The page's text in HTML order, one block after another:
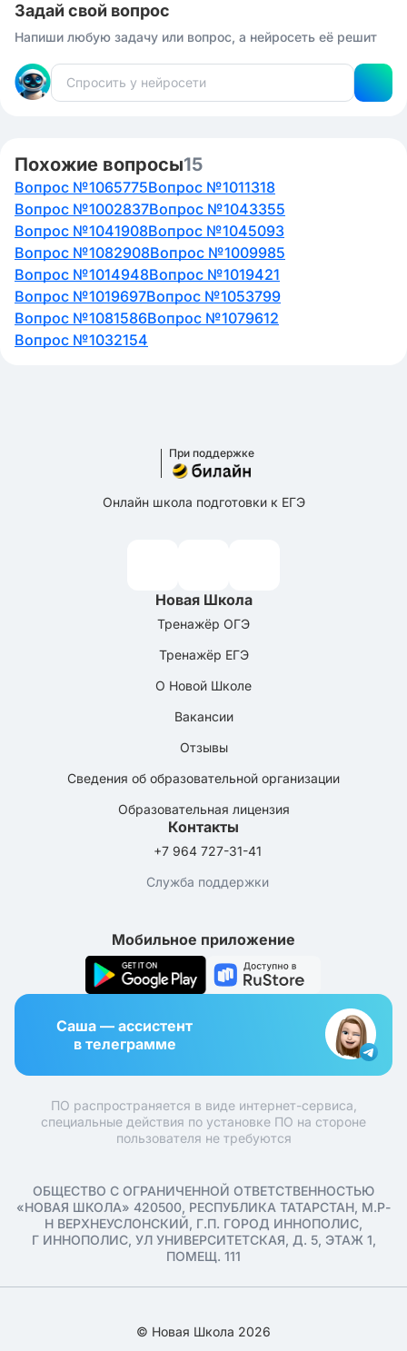
Задай свой вопрос
Напиши любую задачу или вопрос, а нейросеть её решит
Похожие вопросы15
Вопрос №1065775Вопрос №1011318
Вопрос №1002837Вопрос №1043355
Вопрос №1041908Вопрос №1045093
Вопрос №1082908Вопрос №1009985
Вопрос №1014948Вопрос №1019421
Вопрос №1019697Вопрос №1053799
Вопрос №1081586Вопрос №1079612
Вопрос №1032154
При поддержке
Онлайн школа подготовки к ЕГЭ
Новая Школа
Тренажёр ОГЭ
Тренажёр ЕГЭ
О Новой Школе
Вакансии
Отзывы
Сведения об образовательной организации
Образовательная лицензия
Контакты
+7 964 727-31-41
Служба поддержки
Мобильное приложение
Саша — ассистент
в телеграмме
ПО распространяется в виде интернет-сервиса,
специальные действия по установке ПО на стороне
пользователя не требуются
ОБЩЕСТВО С ОГРАНИЧЕННОЙ ОТВЕТСТВЕННОСТЬЮ
«НОВАЯ ШКОЛА» 420500, РЕСПУБЛИКА ТАТАРСТАН, М.Р-
Н ВЕРХНЕУСЛОНСКИЙ, Г.П. ГОРОД ИННОПОЛИС,
Г ИННОПОЛИС, УЛ УНИВЕРСИТЕТСКАЯ, Д. 5, ЭТАЖ 1,
ПОМЕЩ. 111
© Новая Школа 2026